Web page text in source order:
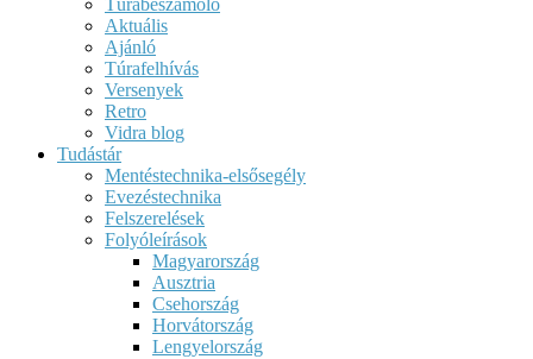
Aktuális
Ajánló
Túrafelhívás
Versenyek
Retro
Vidra blog
Tudástár
Mentéstechnika-elsősegély
Evezéstechnika
Felszerelések
Folyóleírások
Magyarország
Ausztria
Csehország
Horvátország
Lengyelország